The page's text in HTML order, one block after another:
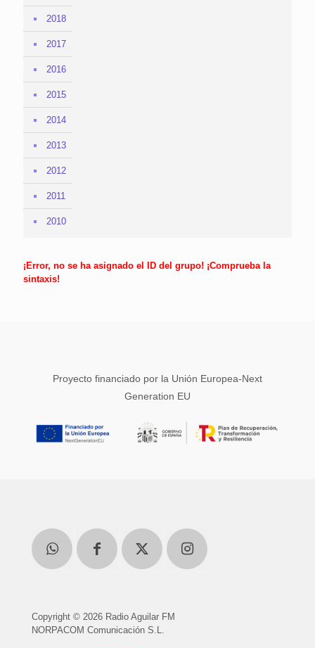
2018
2017
2016
2015
2014
2013
2012
2011
2010
¡Error, no se ha asignado el ID del grupo! ¡Comprueba la
sintaxis!
Proyecto financiado por la Unión Europea-Next
Generation EU
Copyright © 2026 Radio Aguilar FM
NORPACOM Comunicación S.L.